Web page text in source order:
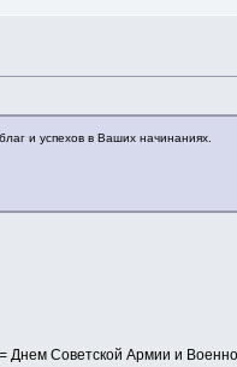
и успехов в Ваших начинаниях.
Днем Советской Армии и